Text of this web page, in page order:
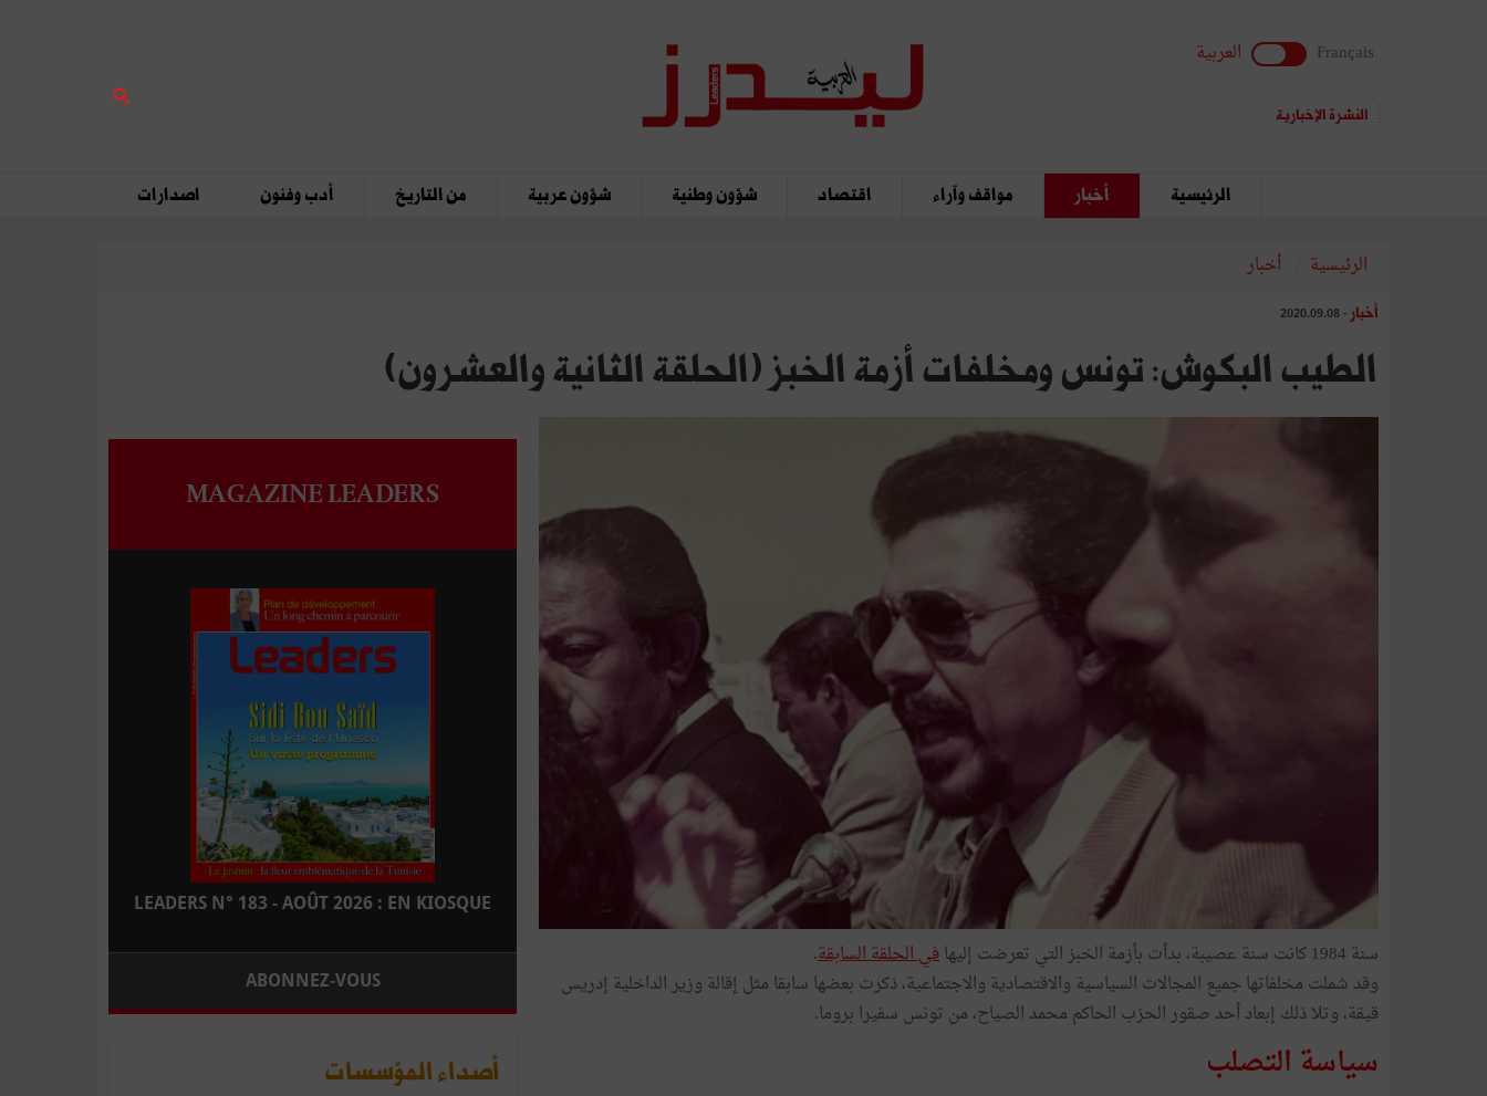
Français العربية
النشرة الإخبارية
الرئيسية أخبار مواقف وآراء اقتصاد شؤون وطنية شؤون عربية من التاريخ أدب وفنون اصدارات
الرئيسية أخبار
أخبار - 2020.09.08
الطيب البكوش: تونس ومخلفات أزمة الخبز (الحلقة الثانية والعشرون)
سنة 1984 كانت سنة عصيبة، بدأت بأزمة الخبز التي تعرضت إليها في الحلقة السابقة.
وقد شملت مخلفاتها جميع المجالات السياسية والاقتصادية والاجتماعية، ذكرت بعضها سابقا مثل إقالة وزير الداخلية إدريس
قيقة، وتلا ذلك إبعاد أحد صقور الحزب الحاكم محمد الصياح، من تونس سفيرا بروما.
سياسة التصلب
MAGAZINE LEADERS
LEADERS N° 183 - AOÛT 2026 : EN KIOSQUE
ABONNEZ-VOUS
أصداء المؤسسات